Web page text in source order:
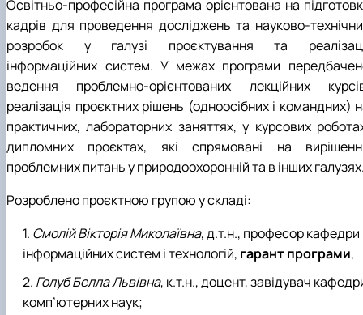
Освітньо-професійна програма орієнтована на
кадрів для проведення досліджень та науково-
розробок у галузі проєктування та
інформаційних систем. У межах програми
ведення проблемно-орієнтованих лекційних
реалізація проєктних рішень (одноосібних і командних)
практичних, лабораторних заняттях, у курсових
дипломних проєктах, які спрямовані на
проблемних питань у природоохоронній та в інших
Розроблено проєктною групою у складі:
Смолій Вікторія Миколаївна, д.т.н., професор кафедри
інформаційних систем і технологій, гарант програми,
Голуб Белла Львівна, к.т.н., доцент, завідувач
комп’ютерних наук;